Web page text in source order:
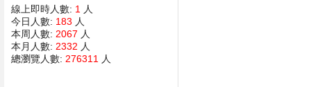
線上即時人數: 1
人
今日人數: 183 人
本周人數: 2067 人
本月人數: 2332 人
總瀏覽人數: 276311 人